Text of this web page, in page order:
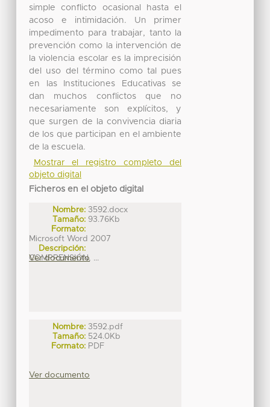
simple conflicto ocasional hasta el
acoso e intimidación. Un primer
impedimento para trabajar, tanto la
prevención como la intervención de
la violencia escolar es la imprecisión
del uso del término como tal pues
en las Instituciones Educativas se
dan muchos conflictos que no
necesariamente son explícitos, y
que surgen de la convivencia diaria
de los que participan en el ambiente
de la escuela.
Mostrar el registro completo del
objeto digital
Ficheros en el objeto digital
Nombre: 3592.docx
Tamaño: 93.76Kb
Formato:
Microsoft Word 2007
Descripción:
COMPRENSIÓN, ...
Ver documento
Nombre: 3592.pdf
Tamaño: 524.0Kb
Formato: PDF
Ver documento